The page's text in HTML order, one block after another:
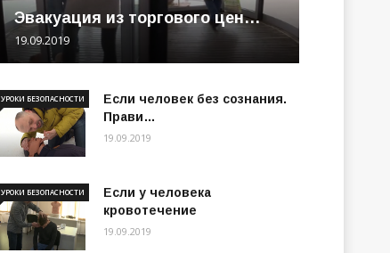
Эвакуация из торгового цен…
19.09.2019
Если человек без сознания.
Прави…
УРОКИ БЕЗОПАСНОСТИ
19.09.2019
Если у человека
кровотечение
УРОКИ БЕЗОПАСНОСТИ
19.09.2019